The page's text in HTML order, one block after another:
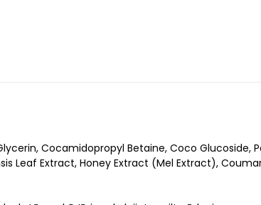
Cocamidopropyl Betaine, Coco
Leaf Extract, Honey Extract (Mel Extract),